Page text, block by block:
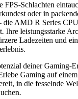
FPS-Schlachten
oder in
die AMD R Series
Ihre leistungsstarke
Ladezeiten und
deiner Gaming-
Gaming auf
in die fesselnde